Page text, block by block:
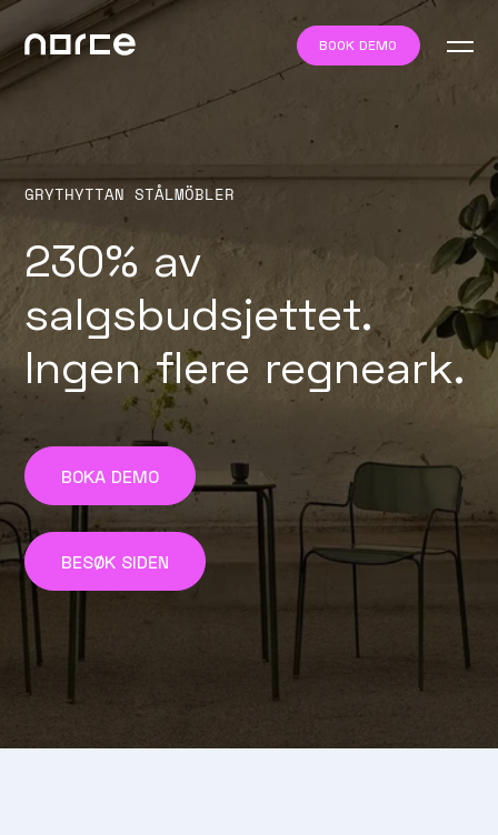
BOOK DEMO
GRYTHYTTAN STÅLMÖBLER
230% av
salgsbudsjettet.
Ingen flere regneark.
BOKA DEMO
BESØK SIDEN